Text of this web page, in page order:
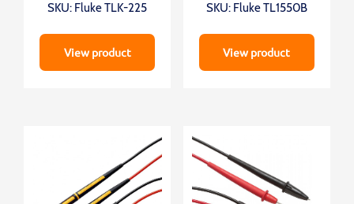
SKU: Fluke TLK-225
View product
SKU: Fluke TL1550B
View product